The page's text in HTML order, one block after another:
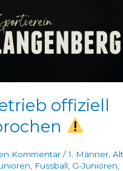
offiziell
Kommentar /1. Männer ,
Fussball G-Junioren